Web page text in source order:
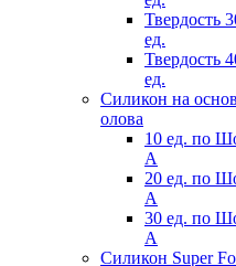
Твердость
ед.
Твердость
ед.
Силикон на
олова
10 ед. по
А
20 ед. по
А
30 ед. по
А
Силикон Super